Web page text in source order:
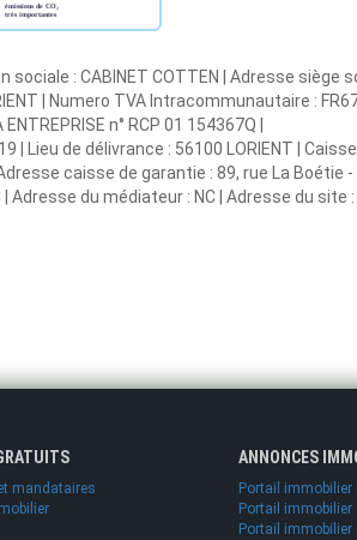
: CABINET COTTEN | Adresse siège
| Numero TVA Intracommunautaire :
n° RCP 01 154367Q |
| Lieu de délivrance : 56100 LORIENT |
caisse de garantie : 89, rue La Boétie -
du médiateur : NC | Adresse du site :
mandataires
ANNONCES
Portail immobilier
Portail immobilier
Portail immobilier